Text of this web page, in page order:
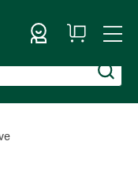
Logg inn
Handlekurv